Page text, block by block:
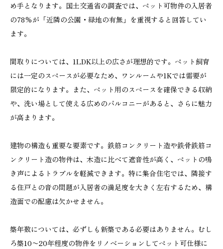
め手となります。国土交通省の調査では、ペット可物件の入居者
の78%が「近隣の公園・緑地の有無」を重視すると回答してい
ます。
間取りについては、1LDK以上の広さが理想的です。ペット飼育
には一定のスペースが必要なため、ワンルームや1Kでは需要が
限定的になります。また、ペット用のスペースを確保できる収納
や、洗い場として使える広めのバルコニーがあると、さらに魅力
が高まります。
建物の構造も重要な要素です。鉄筋コンクリート造や鉄骨鉄筋コ
ンクリート造の物件は、木造に比べて遮音性が高く、ペットの鳴
き声によるトラブルを軽減できます。特に集合住宅では、隣接す
る住戸との音の問題が入居者の満足度を大きく左右するため、構
造面での配慮は欠かせません。
築年数については、必ずしも新築である必要はありません。むし
ろ築10〜20年程度の物件をリノベーションしてペット可仕様に